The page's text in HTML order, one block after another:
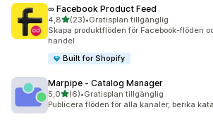
∞ Facebook Product Feed
4,8av 5 stjärnor
(23)
23 recensioner totalt
•Gratisplan tillgänglig
Skapa produktflöden för Facebook-flöden
handel
Built for Shopify
Marpipe ‑ Catalog Manager
5,0av 5 stjärnor
(6)
6 recensioner totalt
•Gratisplan tillgänglig
Publicera flöden för alla kanaler, berika